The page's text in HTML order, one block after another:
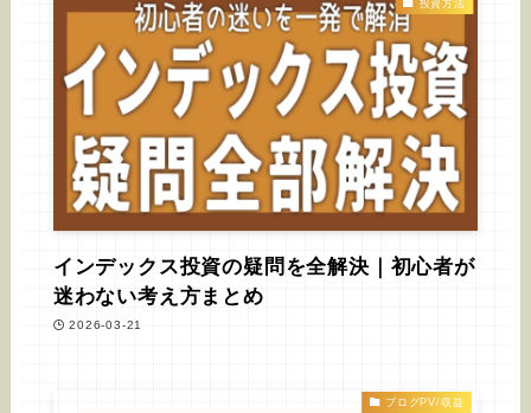
投資方法
インデックス投資の疑問を全解決｜初心者が
迷わない考え方まとめ
2026-03-21
ブログPV/収益